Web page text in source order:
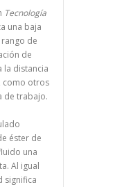
Tecnología
una baja
de
de
la distancia
como otros
de trabajo.
éster de
una
Al igual
significa